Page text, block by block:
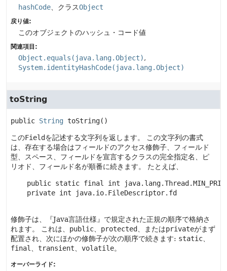
hashCode 、クラスObject
戻り値:
このオブジェクトのハッシュ・コード値
関連項目:
Object.equals(java.lang.Object)
System.identityHashCode(java.lang.Object)
toString
public String toString()
このFieldを記述する文字列を返します。
この文字列の書式
は、存在する場合はフィールドのアクセス修飾子、フィールド
型、スペース、フィールドを宣言するクラスの完全指定名、ピ
リオド、フィールド名が順番に続きます。
たとえば、
public static final int
    private int java.io.FileDescriptor.fd
修飾子は、『Java言語仕様』で規定された正規の順序で格納さ
れます。
これは、 public protected 、またはprivateがまず
配置され、次にほかの修飾子が次の順序で続きます: static
final
transient volatile。
オーバーライド: